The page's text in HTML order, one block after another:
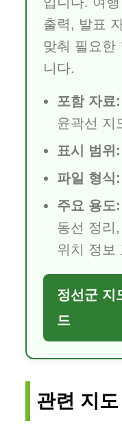
출력, 발표
맞춰 필요한
니다.
포함 자료:
윤곽선 지
표시 범위:
파일 형식:
주요 용도:
동선 정리
위치 정보
정선군 지
드
관련 지도